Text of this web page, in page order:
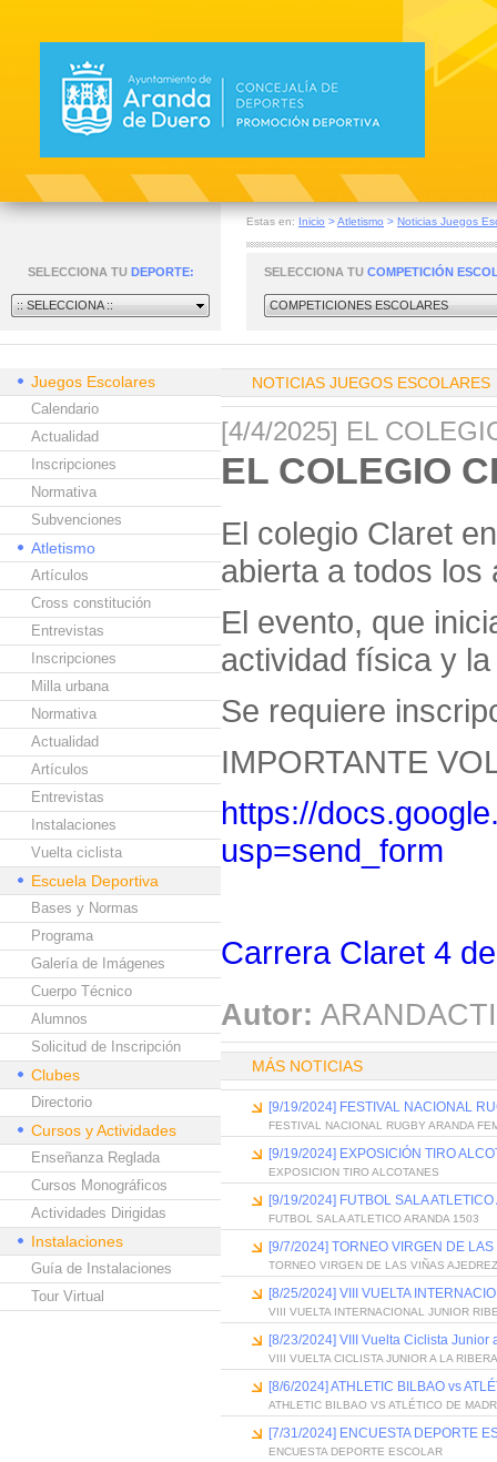
Estas en: Inicio >Atletismo > Noticias Juegos
SELECCIONA TU DEPORTE:
:: SELECCIONA ::
SELECCIONA TU COMPETICIÓN
COMPETICIONES ESCOLARES
Juegos Escolares
Calendario
Actualidad
Inscripciones
Normativa
Subvenciones
Atletismo
Artículos
Cross constitución
Entrevistas
Inscripciones
Milla urbana
Normativa
Actualidad
Artículos
Entrevistas
Instalaciones
Vuelta ciclista
Escuela Deportiva
Bases y Normas
Programa
Galería de Imágenes
Cuerpo Técnico
Alumnos
Solicitud de Inscripción
Clubes
Directorio
Cursos y Actividades
Enseñanza Reglada
Cursos Monográficos
Actividades Dirigidas
Instalaciones
Guía de Instalaciones
Tour Virtual
NOTICIAS JUEGOS ESCOLARES
[4/4/2025] EL
EL COLEGIO
El colegio Claret
abierta a todos los
El evento, que
actividad física y
Se requiere
IMPORTANTE
https://
usp=send_form
Carrera Claret 4
Autor:
MÁS NOTICIAS
[9/19/2024] FESTIVAL NACIONAL
FESTIVAL NACIONAL RUGBY ARANDA
[9/19/2024] EXPOSICIÓN TIRO
EXPOSICION TIRO ALCOTANES
[9/19/2024] FUTBOL SALA
FUTBOL SALA ATLETICO ARANDA 1503
[9/7/2024] TORNEO VIRGEN DE
TORNEO VIRGEN DE LAS VIÑAS
[8/25/2024] VIII VUELTA
VIII VUELTA INTERNACIONAL JUNIOR
[8/23/2024] VIII Vuelta Ciclista Junior
VIII VUELTA CICLISTA JUNIOR A LA
[8/6/2024] ATHLETIC BILBAO vs
ATHLETIC BILBAO VS ATLÉTICO DE
[7/31/2024] ENCUESTA DEPORTE
ENCUESTA DEPORTE ESCOLAR